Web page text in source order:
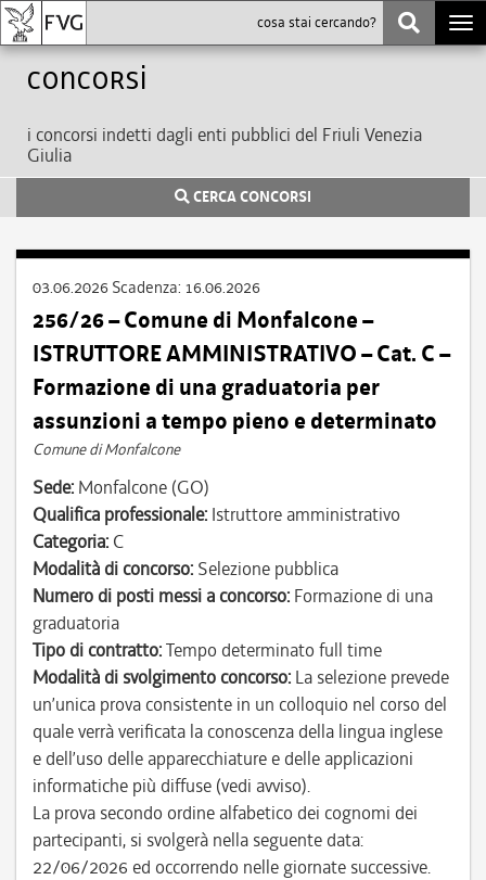
Concorsi
i concorsi indetti dagli enti pubblici del Friuli Venezia
Giulia
CERCA CONCORSI
03.06.2026 Scadenza: 16.06.2026
256/26 – Comune di Monfalcone –
ISTRUTTORE AMMINISTRATIVO – Cat. C –
Formazione di una graduatoria per
assunzioni a tempo pieno e determinato
Comune di Monfalcone
Sede: Monfalcone (GO)
Qualifica professionale: Istruttore amministrativo
Categoria: C
Modalità di concorso: Selezione pubblica
Numero di posti messi a concorso: Formazione di una
graduatoria
Tipo di contratto:Tempo determinato full time
Modalità di svolgimento concorso: La selezione prevede
un’unica prova consistente in un colloquio nel corso del
quale verrà verificata la conoscenza della lingua inglese
e dell’uso delle apparecchiature e delle applicazioni
informatiche più diffuse (vedi avviso).
La prova secondo ordine alfabetico dei cognomi dei
partecipanti, si svolgerà nella seguente data:
22/06/2026 ed occorrendo nelle giornate successive.